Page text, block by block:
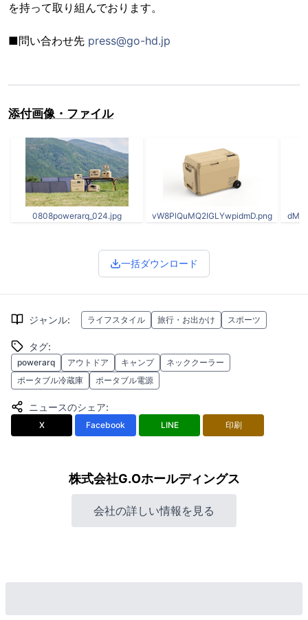
を持って取り組んでおります。
■問い合わせ先 press@go-hd.jp
添付画像・ファイル
0808powerarq_024.jpg vW8PlQuMQ2IGLYwpidmD.png
一括ダウンロード
ジャンル: ライフスタイル 旅行・お出かけ スポーツ
タグ:
powerarq アウトドア キャンプ
ネッククーラー
ポータブル冷蔵庫
ポータブル電源
ニュースのシェア:
X Facebook LINE 印刷
株式会社G.Oホールディングス
会社の詳しい情報を見る